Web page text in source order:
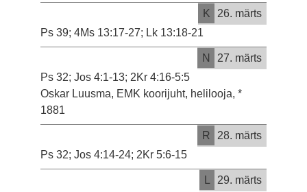
K
26. märts
Ps 39; 4Ms 13:17-27; Lk 13:18-21
N
27. märts
Ps 32; Jos 4:1-13; 2Kr 4:16-5:5
Oskar Luusma, EMK koorijuht, helilooja, *
1881
R
28. märts
Ps 32; Jos 4:14-24; 2Kr 5:6-15
29. märts